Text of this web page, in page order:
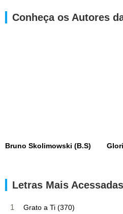
Conheça os Autores
Bruno Skolimowski (B.S)
Letras Mais Acessadas
1 Grato a Ti (370)